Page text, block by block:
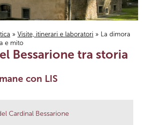
» Visite, itinerari e laboratori » La dimora
e mito
Bessarione tra storia
con LIS
Cardinal Bessarione